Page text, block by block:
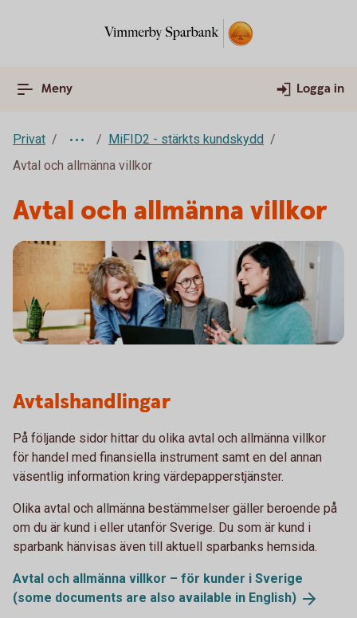
Meny Logga in
Privat
MiFID2 - stärkts kundskydd
Avtal och allmänna villkor
Avtal och allmänna villkor
Avtalshandlingar
På följande sidor hittar du olika avtal och allmänna villkor
för handel med finansiella instrument samt en del annan
väsentlig information kring värdepapperstjänster.
Olika avtal och allmänna bestämmelser gäller beroende på
om du är kund i eller utanför Sverige. Du som är kund i
sparbank hänvisas även till aktuell sparbanks hemsida.
Avtal och allmänna villkor – för kunder i Sverige
(some documents are also available in English)